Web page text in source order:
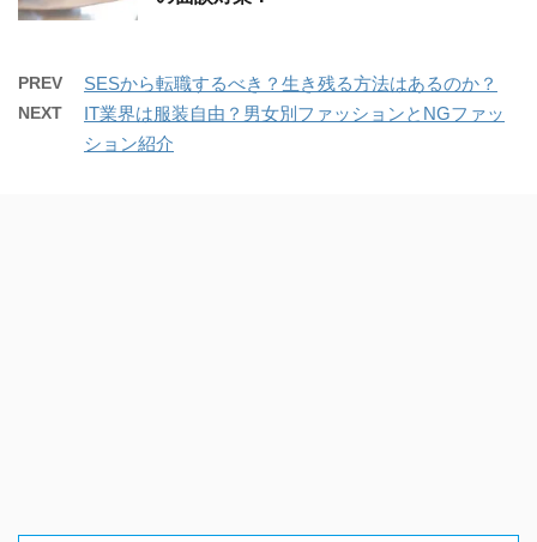
PREV SESから転職するべき？生き残る方法はあるのか？
NEXT
IT業界は服装自由？男女別ファッションとNGファッ
ション紹介